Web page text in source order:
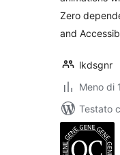
Zero
and
lkdsgnr
Meno di
Testato